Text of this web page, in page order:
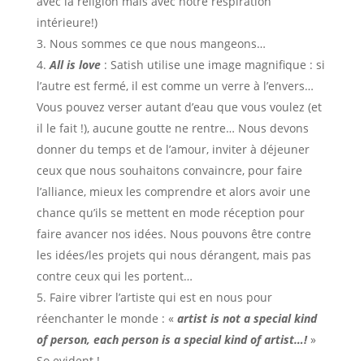
intérieure!)
Nous sommes ce que nous mangeons…
All is love: Satish utilise une image magnifique : si
l’autre est fermé, il est comme un verre à l’envers…
Vous pouvez verser autant d’eau que vous voulez (et
il le fait !), aucune goutte ne rentre… Nous devons
donner du temps et de l’amour, inviter à déjeuner
ceux que nous souhaitons convaincre, pour faire
l’alliance, mieux les comprendre et alors avoir une
chance qu’ils se mettent en mode réception pour
faire avancer nos idées. Nous pouvons être contre
les idées/les projets qui nous dérangent, mais pas
contre ceux qui les portent…
Faire vibrer l’artiste qui est en nous pour
réenchanter le monde : « artist is not a special kind
of person, each person is a special kind of artist…!»